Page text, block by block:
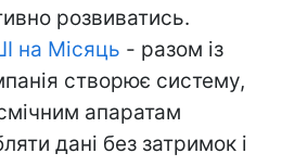
розвиватись.
на Місяць - разом із
створює систему,
апаратам
дані без затримок і